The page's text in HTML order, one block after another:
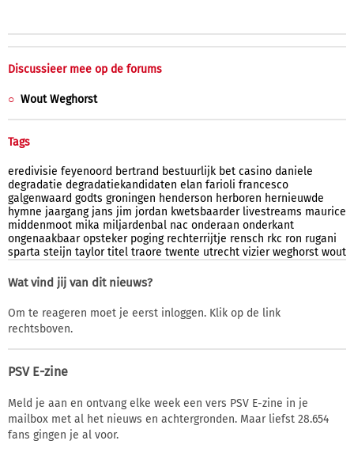
Discussieer mee op de forums
Wout Weghorst
Tags
eredivisie feyenoord bertrand bestuurlijk bet casino daniele
degradatie degradatiekandidaten elan farioli francesco
galgenwaard godts groningen henderson herboren hernieuwde
hymne jaargang jans jim jordan kwetsbaarder livestreams maurice
middenmoot mika miljardenbal nac onderaan onderkant
ongenaakbaar opsteker poging rechterrijtje rensch rkc ron rugani
sparta steijn taylor titel traore twente utrecht vizier weghorst wout
Wat vind jij van dit nieuws?
Om te reageren moet je eerst inloggen. Klik op de link
rechtsboven.
PSV E-zine
Meld je aan en ontvang elke week een vers PSV E-zine in je
mailbox met al het nieuws en achtergronden. Maar liefst 28.654
fans gingen je al voor.